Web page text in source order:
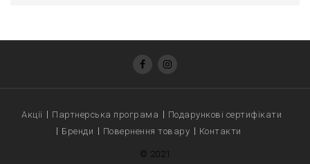
Акції Партнерська програма
Подарункові сертифікати
Бренди
Повернення товару Контакти
© 2021